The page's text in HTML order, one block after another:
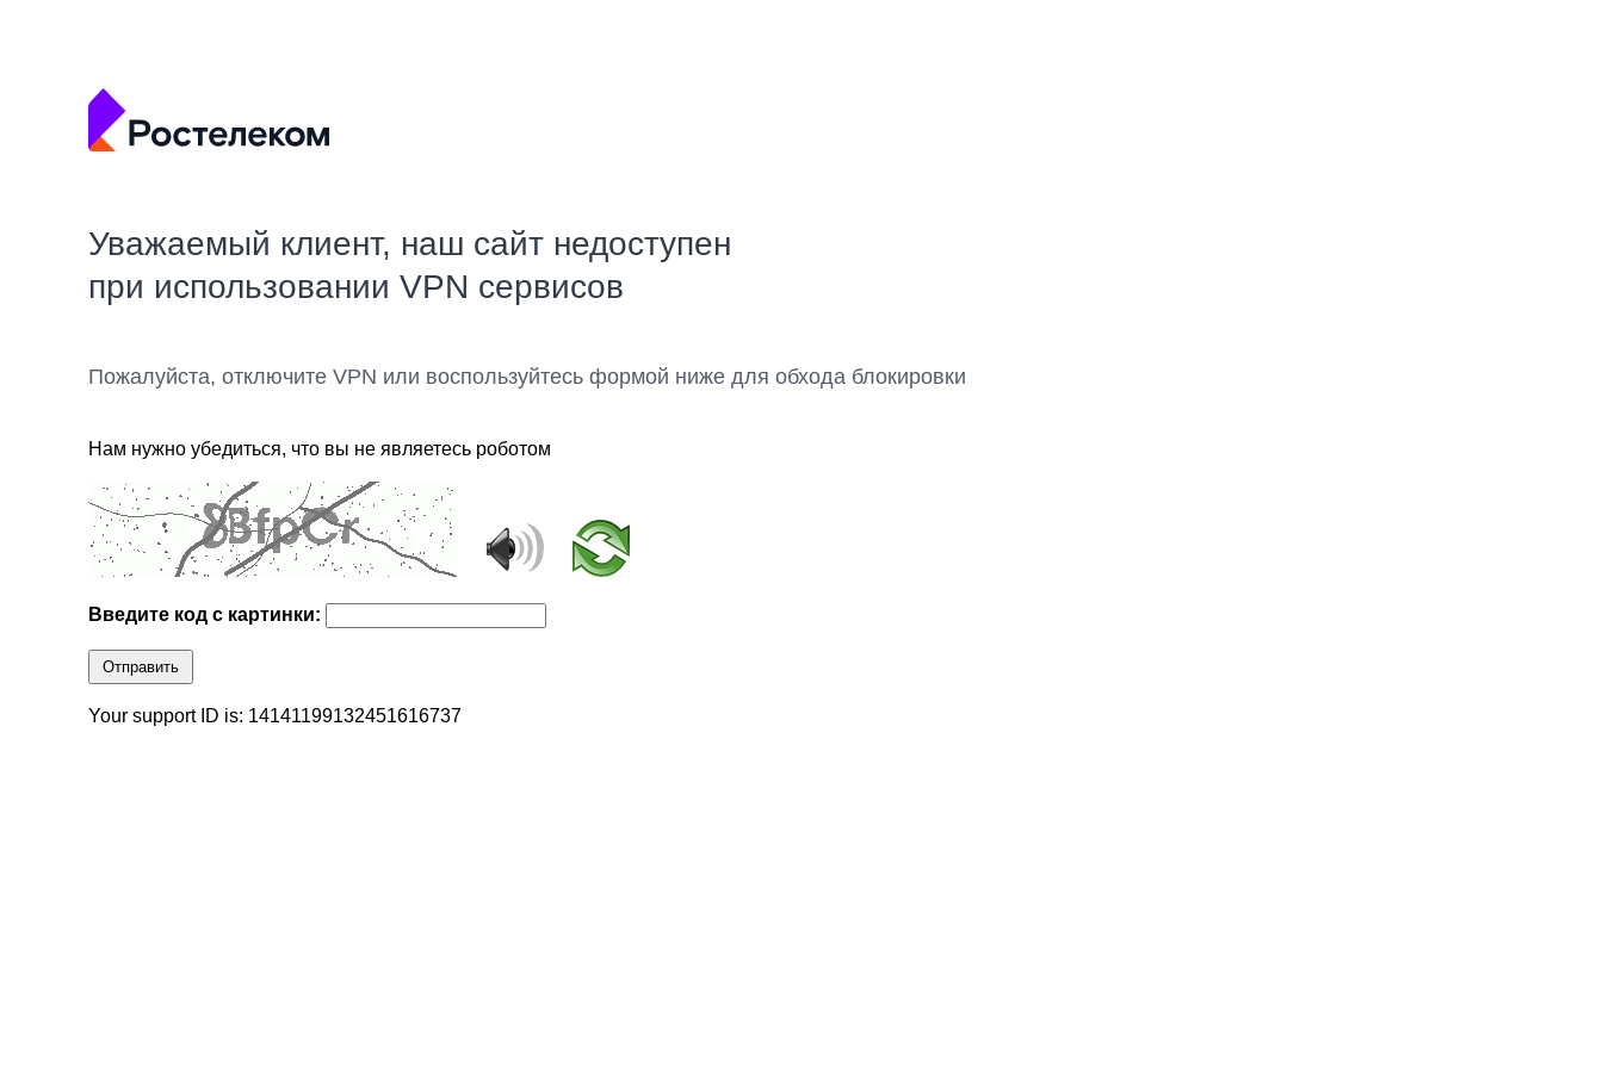
Уважаемый клиент, наш сайт недоступен
при использовании VPN сервисов
Пожалуйста, отключите VPN или воспользуйтесь формой ниже для обхода блокировки
Нам нужно убедиться, что вы не являетесь роботом
Введите код с картинки:
Отправить
Your support ID is: 14141199132451616737